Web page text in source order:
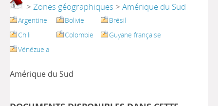
> Zones géographiques > Amérique du Sud
Argentine Bolivie
Brésil
Chili
Colombie
Guyane française
Vénézuela
Amérique du Sud